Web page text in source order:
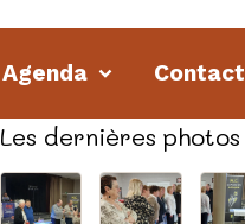
Agenda Contact
Les dernières photos